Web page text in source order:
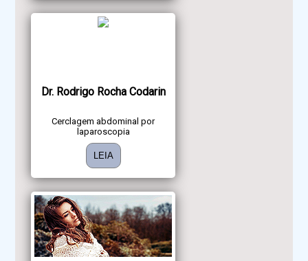
Dr. Rodrigo Rocha Codarin
Cerclagem abdominal por
laparoscopia
LEIA